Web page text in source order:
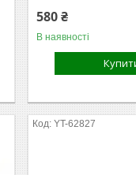
580 ₴
В наявності
YT-62827